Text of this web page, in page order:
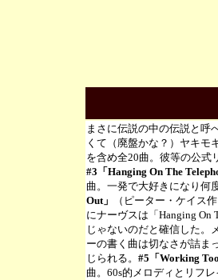
まさに伝説の中の伝説と呼
くて（廃盤かな？）ヤキモ
を含め全20曲。彼等の公式
#3「Hanging On The
曲。一発で大好きになり何
Out」
（ピーター・ケイス
にナーヴスは「Hanging On
じゃないのだと確信した。
ーの書く曲は切なさが詰ま
じられる。 #5「Working
曲。60s的メロディとリフ